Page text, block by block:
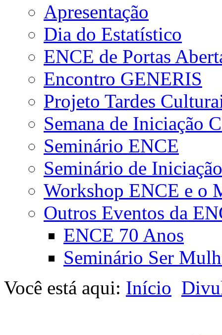
Apresentação
Dia do Estatístico
ENCE de Portas
Encontro GENERIS
Projeto Tardes
Semana de Iniciação
Seminário ENCE
Seminário de
Workshop ENCE e o
Outros Eventos da
ENCE 70 Anos
Seminário Ser
Você está aqui: Início